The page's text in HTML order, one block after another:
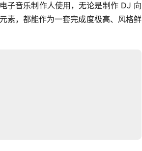
子音乐制作人使用，无论是制作 DJ 向
素，都能作为一套完成度极高、风格鲜